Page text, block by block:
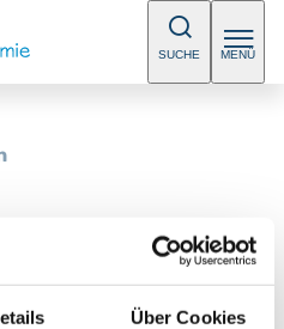
Über Cookies
SUCHE MENÜ
am